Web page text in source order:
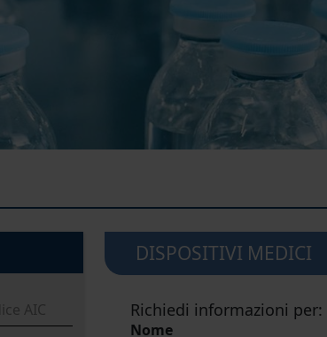
AIC
DISPOSITIVI MEDICI
Richiedi informazioni per:
Nome